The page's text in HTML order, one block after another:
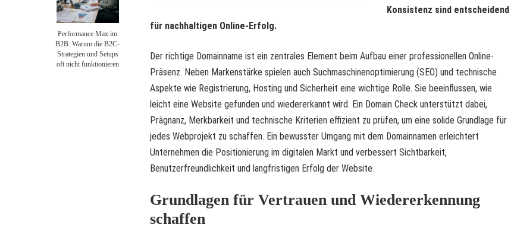
Performance Max im
B2B: Warum die B2C-
Strategien und Setups
oft nicht funktionieren
Konsistenz sind entscheidend
für nachhaltigen Online-Erfolg.
Der richtige Domainname ist ein zentrales Element beim Aufbau einer professionellen Online-
Präsenz. Neben Markenstärke spielen auch Suchmaschinenoptimierung (SEO) und technische
Aspekte wie Registrierung, Hosting und Sicherheit eine wichtige Rolle. Sie beeinflussen, wie
leicht eine Website gefunden und wiedererkannt wird. Ein Domain Check unterstützt dabei,
Prägnanz, Merkbarkeit und technische Kriterien effizient zu prüfen, um eine solide Grundlage für
jedes Webprojekt zu schaffen. Ein bewusster Umgang mit dem Domainnamen erleichtert
Unternehmen die Positionierung im digitalen Markt und verbessert Sichtbarkeit,
Benutzerfreundlichkeit und langfristigen Erfolg der Website.
Grundlagen für Vertrauen und Wiedererkennung
schaffen